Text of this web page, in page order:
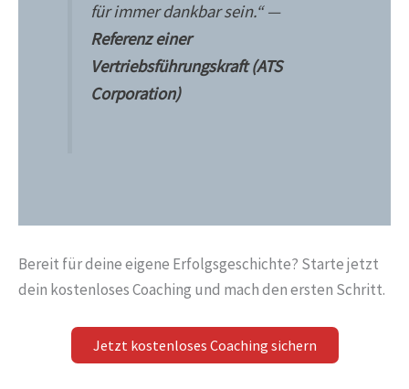
für immer dankbar sein.“ —
Referenz einer
Vertriebsführungskraft (ATS
Corporation)
Bereit für deine eigene Erfolgsgeschichte? Starte jetzt
dein kostenloses Coaching und mach den ersten Schritt.
Jetzt kostenloses Coaching sichern